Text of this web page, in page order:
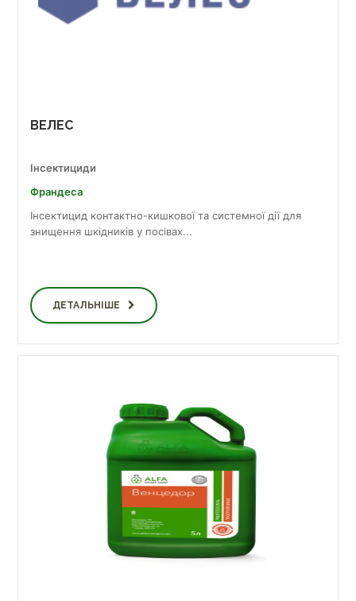
ВЕЛЕС
Інсектициди
Франдеса
Інсектицид контактно-кишкової та системної дії для
знищення шкідників у посівах...
ДЕТАЛЬНІШЕ